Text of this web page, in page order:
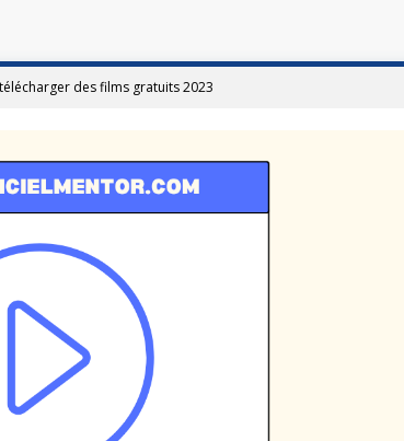
des films gratuits 2023